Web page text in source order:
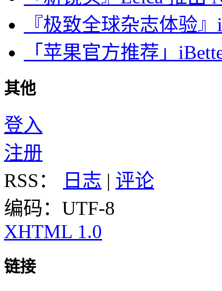
『极致全球杂志体验
「苹果官方推荐」
其他
登入
注册
RSS：
日志 | 评论
编码：UTF-8
XHTML 1.0
链接